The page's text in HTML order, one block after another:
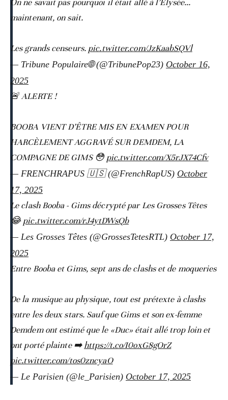
On ne savait pas pourquoi il était allé à l’Élysée…
maintenant, on sait.
Les grands censeurs. pic.twitter.com/JzKaabSQVl
— Tribune Populaire🌐 (@TribunePop23) October 16,
2025
🚨 ALERTE !
BOOBA VIENT D’ÊTRE MIS EN EXAMEN POUR
HARCÈLEMENT AGGRAVÉ SUR DEMDEM, LA
COMPAGNE DE GIMS 😳pic.twitter.com/X5rJX74Cfv
— FRENCHRAPUS 🇺🇸 (@FrenchRapUS) October
17, 2025
Le clash Booba - Gims décrypté par Les Grosses Têtes
😂pic.twitter.com/rJ4ytDWsQb
— Les Grosses Têtes (@GrossesTetesRTL) October 17,
2025
Entre Booba et Gims, sept ans de clashs et de moqueries
De la musique au physique, tout est prétexte à clashs
entre les deux stars. Sauf que Gims et son ex-femme
Demdem ont estimé que le «Duc» était allé trop loin et
ont porté plainte ➡️https://t.co/I0oxG8gOrZ
pic.twitter.com/tos0zncyaO
— Le Parisien (@le_Parisien) October 17, 2025